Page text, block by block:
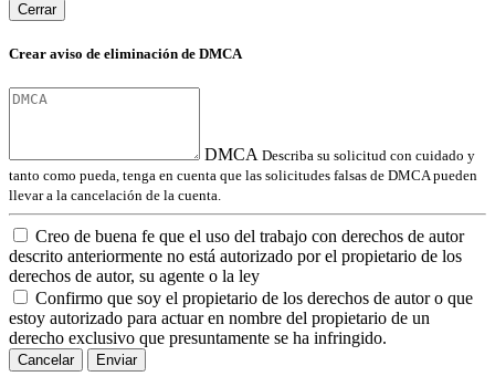
Cerrar
Crear aviso de eliminación de DMCA
DMCA Describa su solicitud con cuidado y
tanto como pueda, tenga en cuenta que las solicitudes falsas de DMCA pueden
llevar a la cancelación de la cuenta.
Creo de buena fe que el uso del trabajo con derechos de autor
descrito anteriormente no está autorizado por el propietario de los
derechos de autor, su agente o la ley
Confirmo que soy el propietario de los derechos de autor o que
estoy autorizado para actuar en nombre del propietario de un
derecho exclusivo que presuntamente se ha infringido.
Cancelar Enviar